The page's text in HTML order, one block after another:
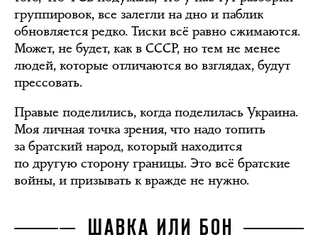
группировок, все залегли на дно и паблик
обновляется редко. Тиски всё равно сжимаются.
Может, не будет, как в СССР, но тем не менее
людей, которые отличаются во взглядах, будут
прессовать.
Правые поделились, когда поделилась Украина.
Моя личная точка зрения, что надо топить
за братский народ, который находится
по другую сторону границы. Это всё братские
войны, и призывать к вражде не нужно.
ШАВКА ИЛИ БОН